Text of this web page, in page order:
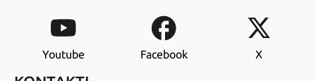
Youtube Facebook X